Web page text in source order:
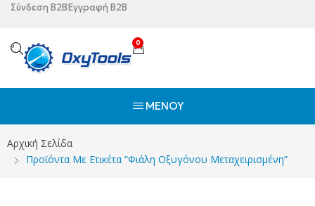
Σύνδεση B2BΕγγραφή B2B
0
ΜΕΝΟΎ
Αρχική Σελίδα
Προϊόντα Με Ετικέτα “Φιάλη Οξυγόνου Μεταχειρισμένη”